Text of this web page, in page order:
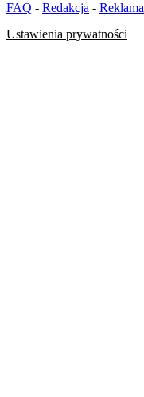
FAQ - Redakcja - Reklama
Ustawienia prywatności